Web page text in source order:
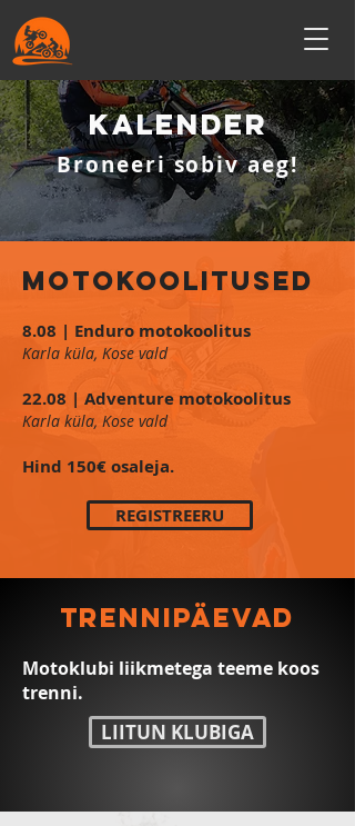
Kalender
Broneeri sobiv aeg!
MOTOKOOLITUSED
​8.08 | Enduro motokoolitus
Karla küla, Kose vald
22.08 | Adventure motokoolitus
Karla küla, Kose vald
Hind 150€ osaleja.​
REGISTREERU
TRENNIPÄEVAD
Motoklubi liikmetega teeme koos
trenni.
LIITUN KLUBIGA